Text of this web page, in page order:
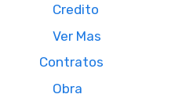
Credito
Ver Mas
Contratos
Obra